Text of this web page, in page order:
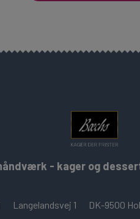
- kager og
Langelandsvej 1 DK-9500